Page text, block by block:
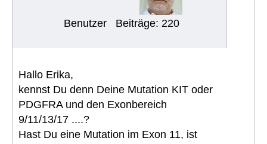
Benutzer Beiträge: 220
Hallo Erika,
kennst Du denn Deine Mutation KIT oder
PDGFRA und den Exonbereich
9/11/13/17 ....?
Hast Du eine Mutation im Exon 11, ist